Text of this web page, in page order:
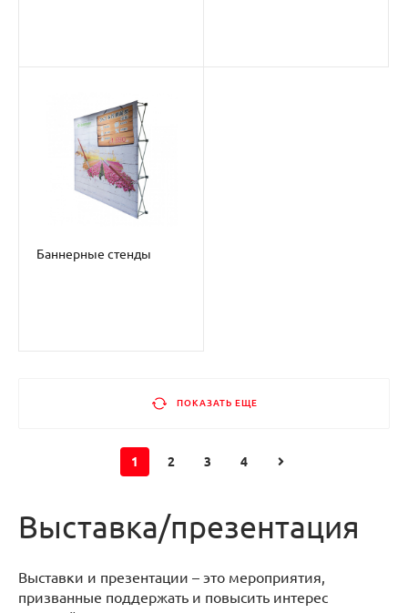
Баннерные стенды
ПОКАЗАТЬ ЕЩЕ
1 2 3 4
Выставка/презентация
Выставки и презентации – это мероприятия,
призванные поддержать и повысить интерес